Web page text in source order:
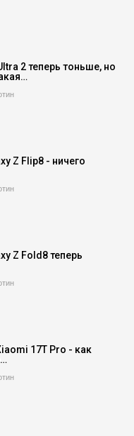
2 теперь тоньше, но
Z Flip8 - ничего
Z Fold8 теперь
17T Pro - как